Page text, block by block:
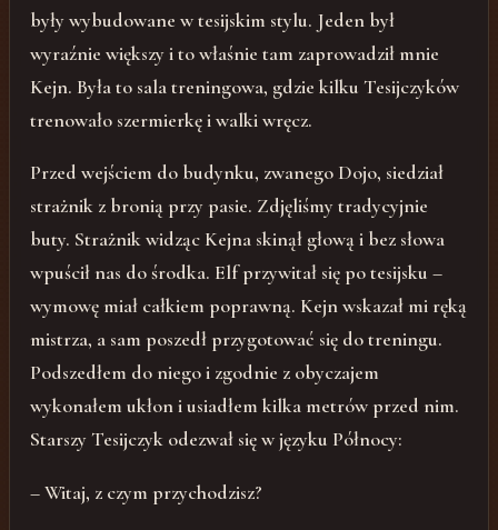
były wybudowane w tesijskim stylu. Jeden był
wyraźnie większy i to właśnie tam zaprowadził mnie
Kejn. Była to sala treningowa, gdzie kilku Tesijczyków
trenowało szermierkę i walki wręcz.
Przed wejściem do budynku, zwanego Dojo, siedział
strażnik z bronią przy pasie. Zdjęliśmy tradycyjnie
buty. Strażnik widząc Kejna skinął głową i bez słowa
wpuścił nas do środka. Elf przywitał się po tesijsku –
wymowę miał całkiem poprawną. Kejn wskazał mi ręką
mistrza, a sam poszedł przygotować się do treningu.
Podszedłem do niego i zgodnie z obyczajem
wykonałem ukłon i usiadłem kilka metrów przed nim.
Starszy Tesijczyk odezwał się w języku Północy:
– Witaj, z czym przychodzisz?